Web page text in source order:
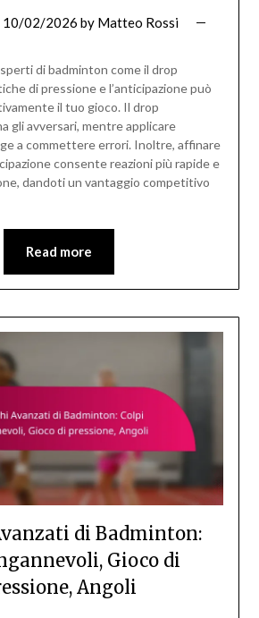
10/02/2026 by Matteo Rossi
di badminton come il drop
di pressione e l’anticipazione può
il tuo gioco. Il drop
gli avversari, mentre applicare
a commettere errori. Inoltre, affinare
consente reazioni più rapide e
dandoti un vantaggio competitivo
Read more
di Badminton:
Gioco di
Angoli